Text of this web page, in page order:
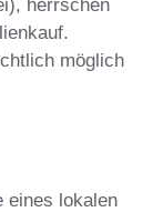
herrschen
möglich
eines lokalen